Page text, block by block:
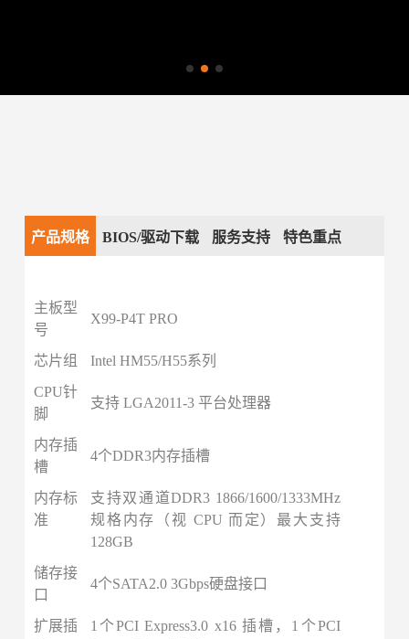
产品规格 BIOS/驱动下载 服务支持 特色重点
主板型
号
X99-P4T PRO
芯片组
Intel HM55/H55系列
CPU针
脚
支持 LGA2011-3 平台处理器
内存插
槽
4个DDR3内存插槽
内存标
准
支持双通道DDR3 1866/1600/1333MHz
规格内存（视 CPU 而定）最大支持
128GB
储存接
口
4个SATA2.0 3Gbps硬盘接口
扩展插
1个PCI Express3.0 x16 插槽，1个PCI